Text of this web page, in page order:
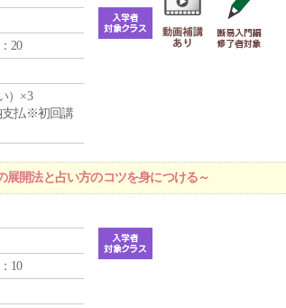
20
）×3
支払※初回講
開法と占い方のコツを身につける～
10